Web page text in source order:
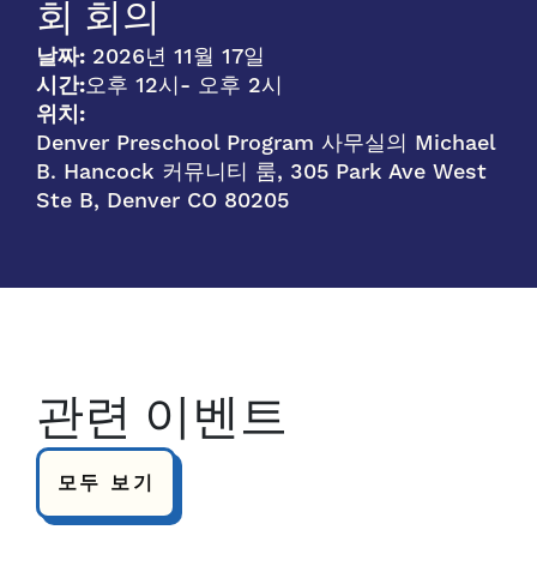
회 회의
날짜: 2026년 11월 17일
시간:오후 12시- 오후 2시
위치:
Denver Preschool Program 사무실의 Michael
B. Hancock 커뮤니티 룸, 305 Park Ave West
Ste B, Denver CO 80205
관련 이벤트
모두 보기